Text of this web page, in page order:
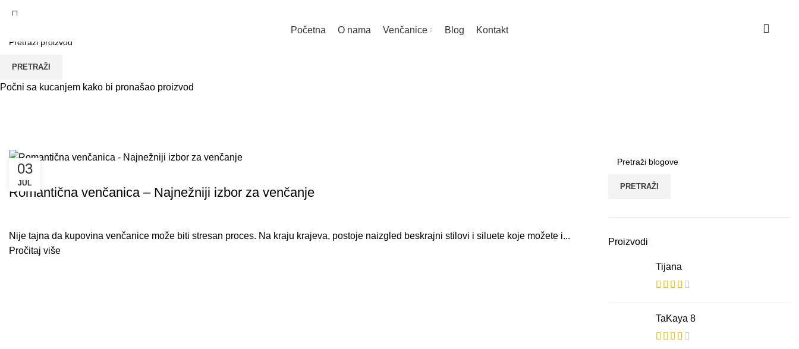
Početna O nama Venčanice Blog Kontakt
Tag Arhiva: Romantične venčanice
03
JUL
VENČANICE ANASTAZIJA
Romantična venčanica – Najnežniji izbor za venčanje
Nije tajna da kupovina venčanice može biti stresan proces. Na kraju krajeva, postoje naizgled beskrajni stilovi i siluete koje možete i...
Pročitaj više
PRETRAŽI
Proizvodi
Tijana
TaKaya 8
PRETRAŽI
Počni sa kucanjem kako bi pronašao proizvod